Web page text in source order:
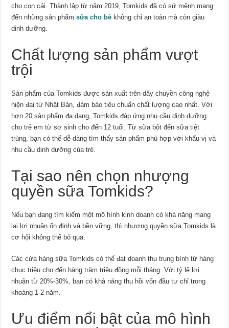
cho con cái. Thành lập từ năm 2019, Tomkids đã có sứ mệnh mang
đến những sản phẩmsữa cho bé không chỉ an toàn mà còn giàu
dinh dưỡng.
Chất lượng sản phẩm vượt
trội
Sản phẩm của Tomkids được sản xuất trên dây chuyền công nghệ
hiện đại từ Nhật Bản, đảm bảo tiêu chuẩn chất lượng cao nhất. Với
hơn 20 sản phẩm đa dạng, Tomkids đáp ứng nhu cầu dinh dưỡng
cho trẻ em từ sơ sinh cho đến 12 tuổi. Từ sữa bột đến sữa tiệt
trùng, bạn có thể dễ dàng tìm thấy sản phẩm phù hợp với khẩu vị và
nhu cầu dinh dưỡng của trẻ.
Tại sao nên chọn nhượng
quyền sữa Tomkids?
Nếu bạn đang tìm kiếm một mô hình kinh doanh có khả năng mang
lại lợi nhuận ổn định và bền vững, thì nhượng quyền sữa Tomkids là
cơ hội không thể bỏ qua.
Các cửa hàng sữa Tomkids có thể đạt doanh thu trung bình từ hàng
chục triệu cho đến hàng trăm triệu đồng mỗi tháng. Với tỷ lệ lợi
nhuận từ 20%-30%, bạn có khả năng thu hồi vốn đầu tư chỉ trong
khoảng 1-2 năm.
Ưu điểm nổi bật của mô hình